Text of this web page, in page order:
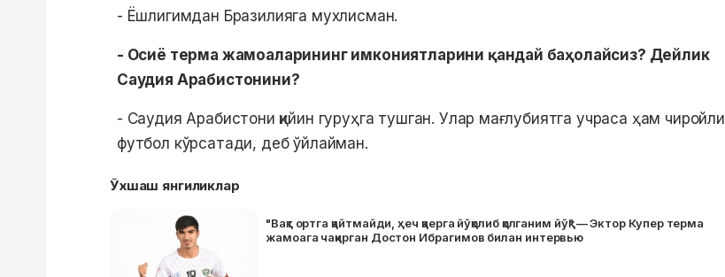
- Ёшлигимдан Бразилияга мухлисман.
- Осиё терма жамоаларининг имкониятларини қандай баҳолайсиз? Дейлик
Саудия Арабистонини?
- Саудия Арабистони қийин гуруҳга тушган. Улар мағлубиятга учраса ҳам чиройли
футбол кўрсатади, деб ўйлайман.
Ўхшаш янгиликлар
"Вақт ортга қайтмайди, ҳеч қаерга йўқолиб қолганим йўқ" — Эктор Купер терма
жамоага чақирган Достон Ибрагимов билан интервью